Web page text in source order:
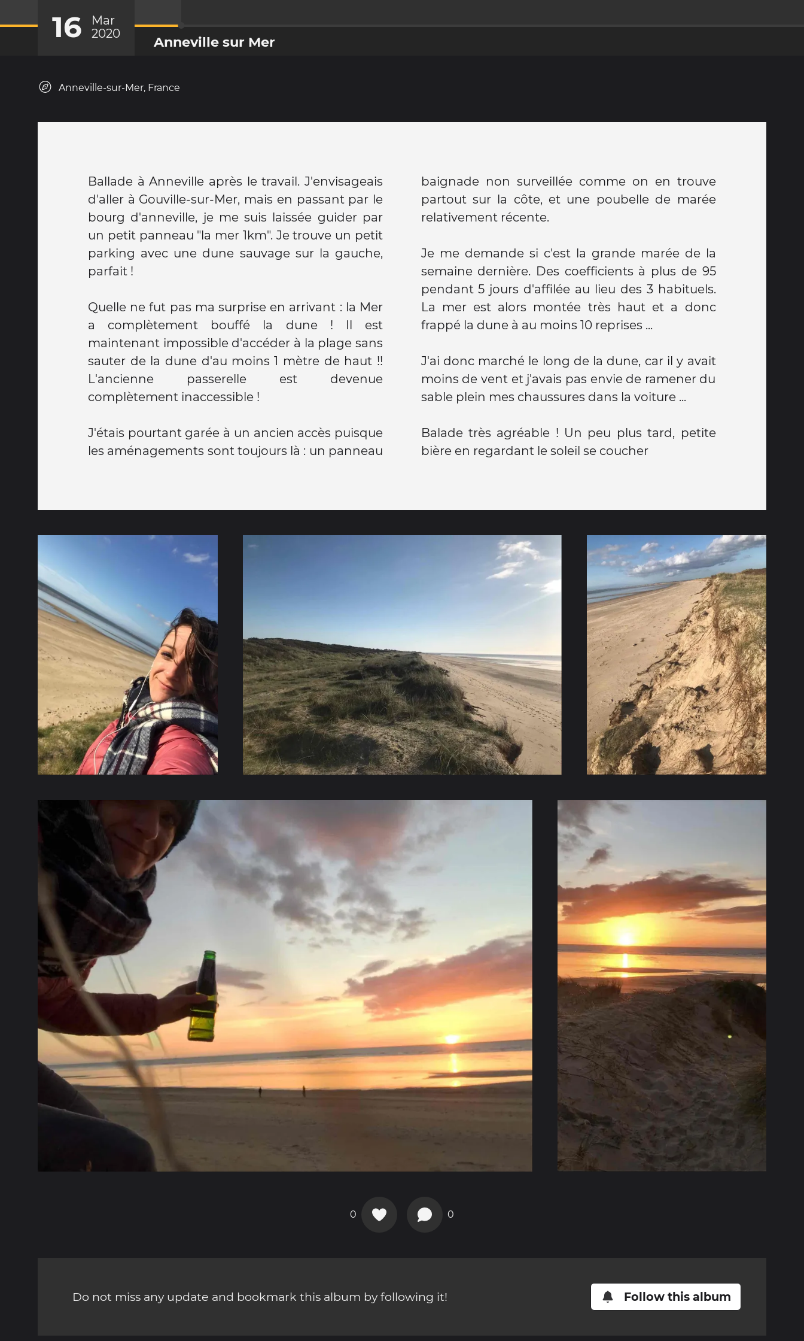
16
Mar
2020
Anneville sur Mer
Anneville-sur-Mer, France
Ballade à Anneville après le travail. J'envisageais
d'aller à Gouville-sur-Mer, mais en passant par le
bourg d'anneville, je me suis laissée guider par
un petit panneau "la mer 1km". Je trouve un petit
parking avec une dune sauvage sur la gauche,
parfait !
Quelle ne fut pas ma surprise en arrivant : la Mer
a complètement bouffé la dune ! Il est
maintenant impossible d'accéder à la plage sans
sauter de la dune d'au moins 1 mètre de haut !!
L'ancienne passerelle est devenue
complètement inaccessible !
J'étais pourtant garée à un ancien accès puisque
les aménagements sont toujours là : un panneau
baignade non surveillée comme on en trouve
partout sur la côte, et une poubelle de marée
relativement récente.
Je me demande si c'est la grande marée de la
semaine dernière. Des coefficients à plus de 95
pendant 5 jours d'affilée au lieu des 3 habituels.
La mer est alors montée très haut et a donc
frappé la dune à au moins 10 reprises ...
J'ai donc marché le long de la dune, car il y avait
moins de vent et j'avais pas envie de ramener du
sable plein mes chaussures dans la voiture ...
Balade très agréable ! Un peu plus tard, petite
bière en regardant le soleil se coucher
0 0
Do not miss any update and bookmark this album by following it! Follow this album